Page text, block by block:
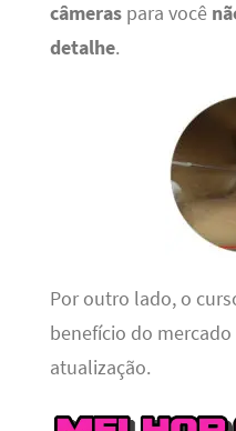
câmeraspara você
detalhe.
Por outro lado, o
benefício do
atualização.